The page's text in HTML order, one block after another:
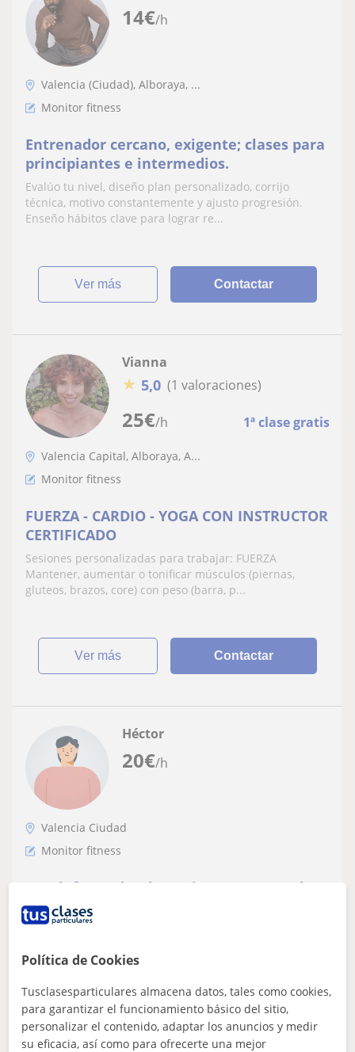
14€/h
Valencia (Ciudad), Alboraya, ...
Monitor fitness
Entrenador cercano, exigente; clases para
principiantes e intermedios.
Evalúo tu nivel, diseño plan personalizado, corrijo
técnica, motivo constantemente y ajusto progresión.
Enseño hábitos clave para lograr re...
ver más Contactar
25€/h 1ª clase gratis
Vianna
★ 5,0 (1 valoraciones)
Valencia Capital, Alboraya, A...
Monitor fitness
FUERZA - CARDIO - YOGA CON INSTRUCTOR
CERTIFICADO
Sesiones personalizadas para trabajar: FUERZA
Mantener, aumentar o tonificar músculos (piernas,
gluteos, brazos, core) con peso (barra, p...
ver más Contactar
20€/h
Héctor
Valencia Ciudad
Monitor fitness
Coach,formador de equipos y entrenador
personal, con 20 años de experiencia
profesional
Mis sesiones se centran en el liderazgo práctico y la
gestionando equipos en el sect...
ver más Contactar
Política de Cookies
Tusclasesparticulares almacena datos, tales como cookies,
para garantizar el funcionamiento básico del sitio,
personalizar el contenido, adaptar los anuncios y medir
su eficacia, así como para ofrecerte una mejor